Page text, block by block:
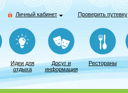
Личный кабинет Проверить путевку
Идеи для
отдыха
Досуг и
информация
Рестораны